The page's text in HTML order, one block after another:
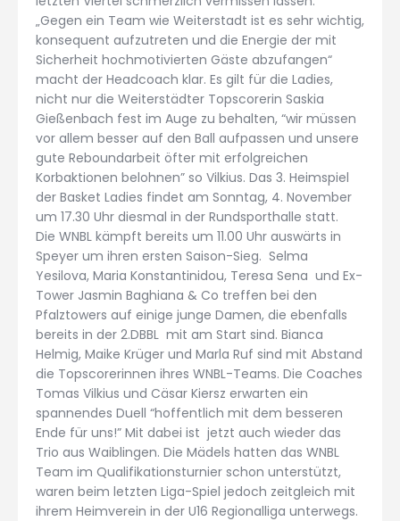
„Gegen ein Team wie Weiterstadt ist es sehr wichtig,
konsequent aufzutreten und die Energie der mit
Sicherheit hochmotivierten Gäste abzufangen“
macht der Headcoach klar. Es gilt für die Ladies,
nicht nur die Weiterstädter Topscorerin Saskia
Gießenbach fest im Auge zu behalten, “wir müssen
vor allem besser auf den Ball aufpassen und unsere
gute Reboundarbeit öfter mit erfolgreichen
Korbaktionen belohnen” so Vilkius. Das 3. Heimspiel
der Basket Ladies findet am Sonntag, 4. November
um 17.30 Uhr diesmal in der Rundsporthalle statt.
Die WNBL kämpft bereits um 11.00 Uhr auswärts in
Speyer um ihren ersten Saison-Sieg. Selma
Yesilova, Maria Konstantinidou, Teresa Sena und Ex-
Tower Jasmin Baghiana & Co treffen bei den
Pfalztowers auf einige junge Damen, die ebenfalls
bereits in der 2.DBBL mit am Start sind. Bianca
Helmig, Maike Krüger und Marla Ruf sind mit Abstand
die Topscorerinnen ihres WNBL-Teams. Die Coaches
Tomas Vilkius und Cäsar Kiersz erwarten ein
spannendes Duell “hoffentlich mit dem besseren
Ende für uns!” Mit dabei ist jetzt auch wieder das
Trio aus Waiblingen. Die Mädels hatten das WNBL
Team im Qualifikationsturnier schon unterstützt,
waren beim letzten Liga-Spiel jedoch zeitgleich mit
ihrem Heimverein in der U16 Regionalliga unterwegs.